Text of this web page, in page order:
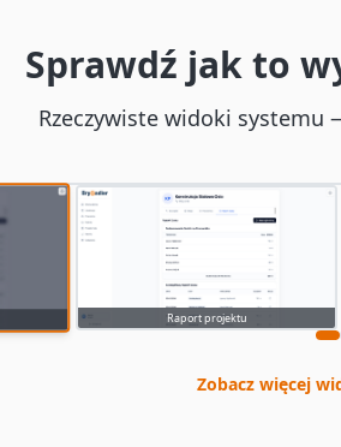
Sprawdź jak to
Rzeczywiste widoki
Raport projektu
Zobacz więcej